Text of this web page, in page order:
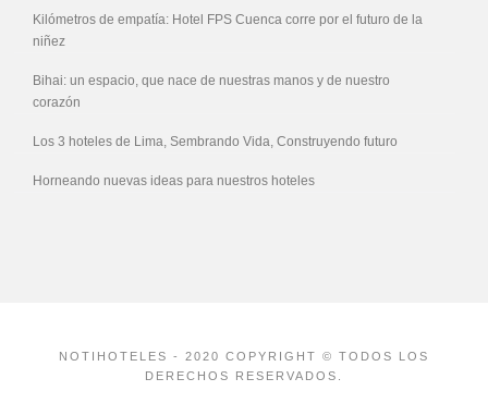
Kilómetros de empatía: Hotel FPS Cuenca corre por el futuro de la
niñez
Bihai: un espacio, que nace de nuestras manos y de nuestro
corazón
Los 3 hoteles de Lima, Sembrando Vida, Construyendo futuro
Horneando nuevas ideas para nuestros hoteles
NOTIHOTELES - 2020 COPYRIGHT © TODOS LOS
DERECHOS RESERVADOS.